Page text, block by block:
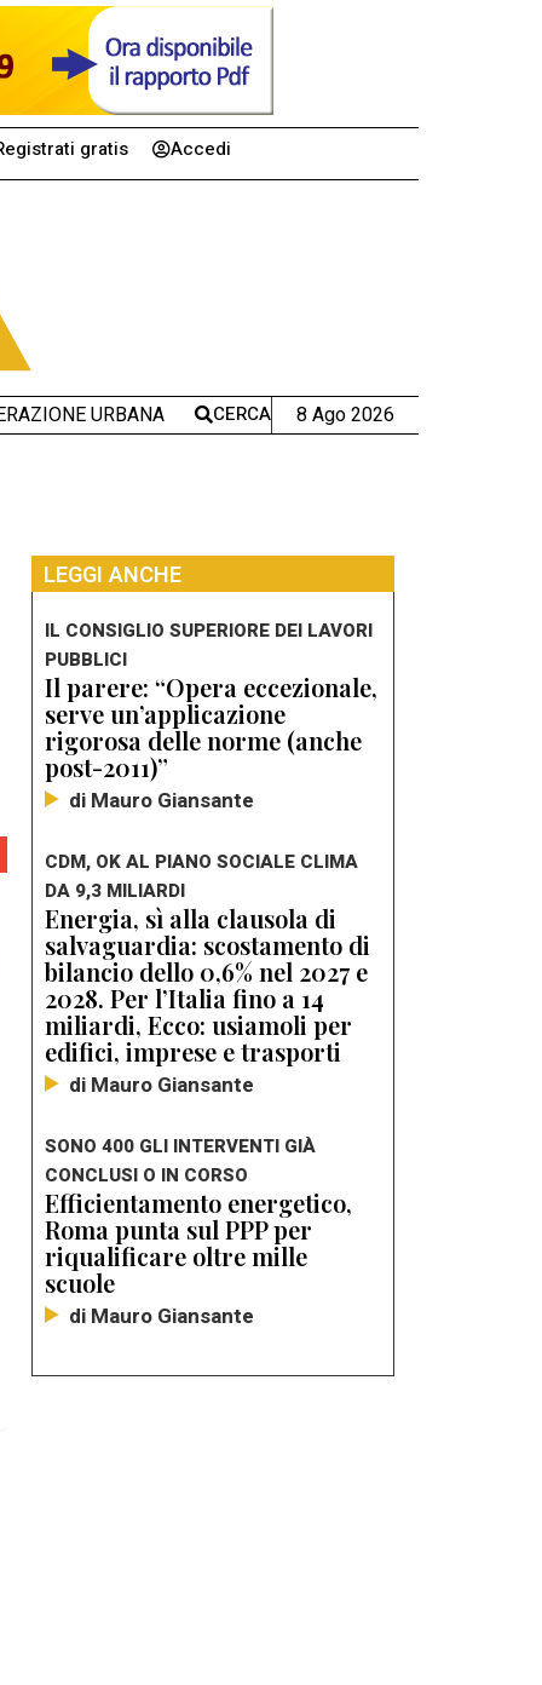
gratis Accedi
URBANA CERCA 8 Ago 2026
LEGGI ANCHE
IL CONSIGLIO SUPERIORE DEI LAVORI
PUBBLICI
Il parere: “Opera eccezionale,
serve un’applicazione
rigorosa delle norme (anche
post-2011)”
di Mauro Giansante
CDM, OK AL PIANO SOCIALE CLIMA
DA 9,3 MILIARDI
Energia, sì alla clausola di
salvaguardia: scostamento di
bilancio dello 0,6% nel 2027 e
2028. Per l’Italia fino a 14
miliardi, Ecco: usiamoli per
edifici, imprese e trasporti
di Mauro Giansante
SONO 400 GLI INTERVENTI GIÀ
CONCLUSI O IN CORSO
Efficientamento energetico,
Roma punta sul PPP per
riqualificare oltre mille
scuole
di Mauro Giansante